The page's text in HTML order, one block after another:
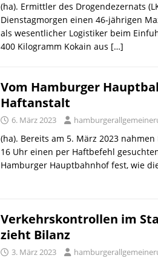
(ha). Ermittler des Drogendezernats
Dienstagmorgen einen 46-jährigen
als wesentlicher Logistiker beim
400 Kilogramm Kokain aus […]
Vom Hamburger
Haftanstalt
6. März 2023
(ha). Bereits am 5. März 2023
16 Uhr einen per Haftbefehl
Hamburger Hauptbahnhof fest, wie
Verkehrskontrollen im
zieht Bilanz
3. März 2023